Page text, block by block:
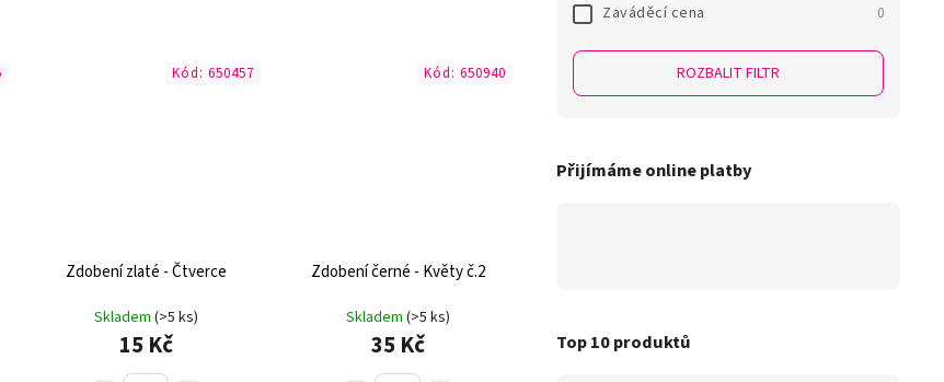
Zaváděcí cena 0
ROZBALIT FILTR
Přijímáme online platby
Top 10 produktů
Zdobení zlaté - Čtverce
Skladem (>5 ks)
15 Kč
Kód: 650457
Zdobení černé - Květy č.2
Skladem (>5 ks)
35 Kč
Kód: 650940